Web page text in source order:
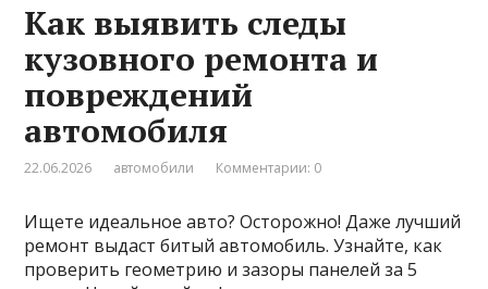
Как выявить следы
кузовного ремонта и
повреждений
автомобиля
22.06.2026 автомобили Комментарии: 0
Ищете идеальное авто? Осторожно! Даже лучший
ремонт выдаст битый автомобиль. Узнайте, как
проверить геометрию и зазоры панелей за 5